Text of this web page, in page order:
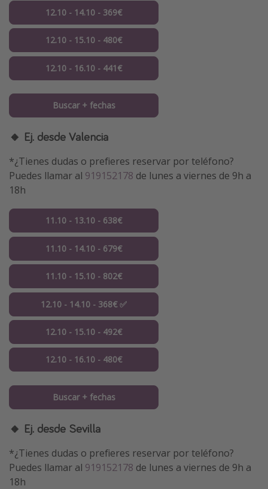
12.10 - 14.10 - 369€
12.10 - 15.10 - 480€
12.10 - 16.10 - 441€
Buscar + fechas
🔸 Ej. desde Valencia
*¿Tienes dudas o prefieres reservar por teléfono?
Puedes llamar al 919152178 de lunes a viernes de 9h a
18h
11.10 - 13.10 - 638€
11.10 - 14.10 - 679€
11.10 - 15.10 - 802€
12.10 - 14.10 - 368€ ✅
12.10 - 15.10 - 492€
12.10 - 16.10 - 480€
Buscar + fechas
🔸 Ej. desde Sevilla
*¿Tienes dudas o prefieres reservar por teléfono?
Puedes llamar al 919152178 de lunes a viernes de 9h a
18h